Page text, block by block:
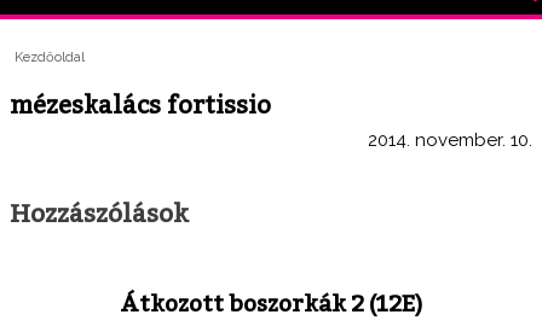
Kezdőoldal
mézeskalács fortissio
2014. november. 10.
Hozzászólások
Átkozott boszorkák 2 (12E)